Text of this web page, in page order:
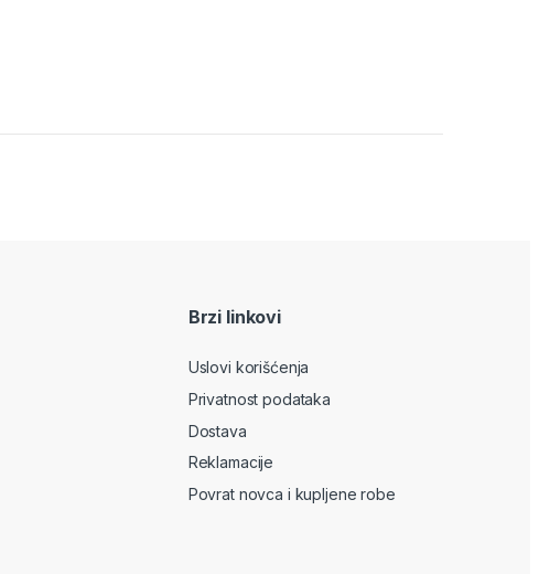
Brzi linkovi
Uslovi korišćenja
Privatnost podataka
Dostava
Reklamacije
Povrat novca i kupljene robe